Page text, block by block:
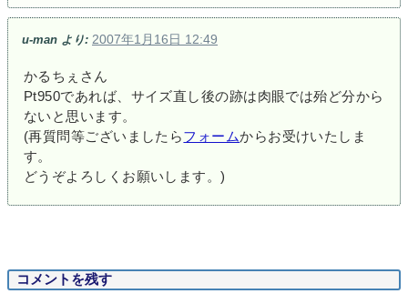
u-man より: 2007年1月16日 12:49
かるちぇさん
Pt950であれば、サイズ直し後の跡は肉眼では殆ど分から
ないと思います。
(再質問等ございましたらフォームからお受けいたしま
す。
どうぞよろしくお願いします。)
コメントを残す